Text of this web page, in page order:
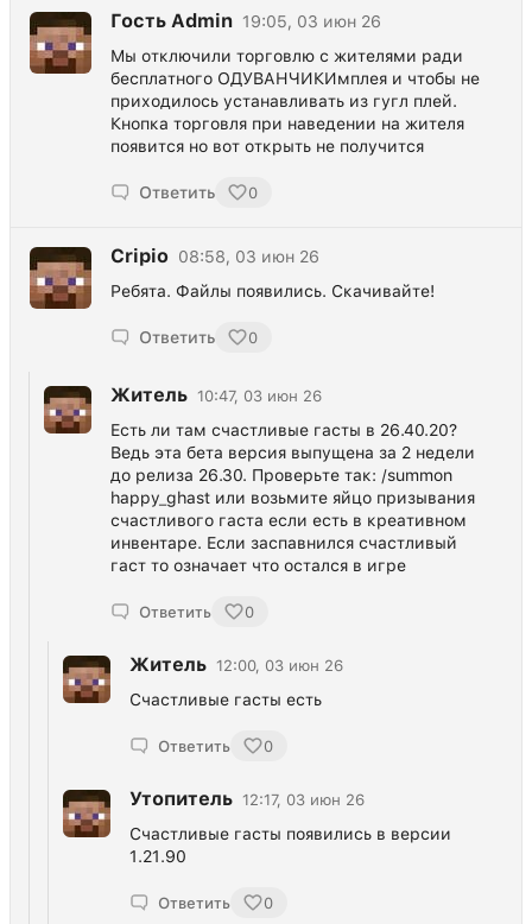
Гость Admin 19:05, 03 июн 26
Мы отключили торговлю с жителями ради
бесплатного ОДУВАНЧИКИмплея и чтобы не
приходилось устанавливать из гугл плей.
Кнопка торговля при наведении на жителя
появится но вот открыть не получится
Ответить 0
Cripio 08:58, 03 июн 26
Ребята. Файлы появились. Скачивайте!
Ответить 0
Житель 10:47, 03 июн 26
Есть ли там счастливые гасты в 26.40.20?
Ведь эта бета версия выпущена за 2 недели
до релиза 26.30. Проверьте так: /summon
happy_ghast или возьмите яйцо призывания
счастливого гаста если есть в креативном
инвентаре. Если заспавнился счастливый
гаст то означает что остался в игре
Ответить 0
Житель 12:00, 03 июн 26
Счастливые гасты есть
Ответить 0
Утопитель 12:17, 03 июн 26
Счастливые гасты появились в версии
1.21.90
Ответить 0